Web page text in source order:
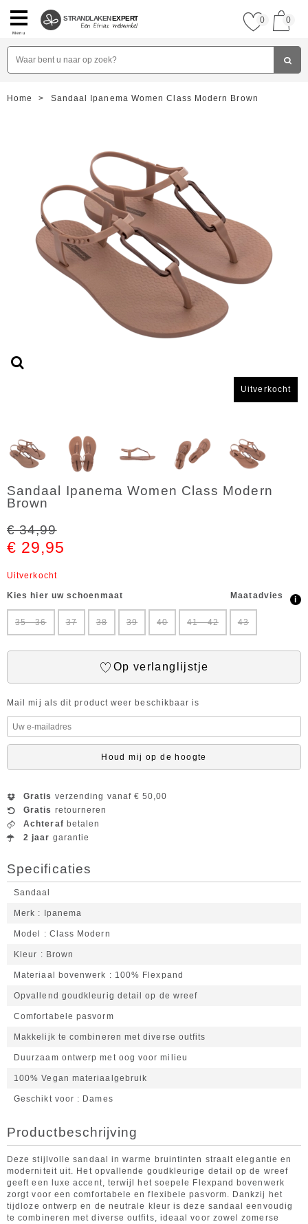
Menu
STRANDLAKENEXPERT 0 0
Home > Sandaal Ipanema Women Class Modern Brown
Uitverkocht
Sandaal Ipanema Women Class Modern
Brown
€ 34,99
€ 29,95
Uitverkocht
Kies hier uw schoenmaat Maatadvies i
35 - 36 37 38 39 40 41 - 42 43
Op verlanglijstje
Mail mij als dit product weer beschikbaar is
Houd mij op de hoogte
Gratis verzending vanaf € 50,00
Gratis retourneren
Achteraf betalen
2 jaar garantie
Specificaties
Sandaal
Merk Ipanema
Model Class Modern
Kleur Brown
Materiaal bovenwerk 100% Flexpand
Opvallend goudkleurig detail op de wreef
Comfortabele pasvorm
Makkelijk te combineren met diverse outfits
Duurzaam ontwerp met oog voor milieu
100% Vegan materiaalgebruik
Geschikt voor Dames
Productbeschrijving
Deze stijlvolle sandaal in warme bruintinten straalt elegantie en
moderniteit uit. Het opvallende goudkleurige detail op de wreef
geeft een luxe accent, terwijl het soepele Flexpand bovenwerk
zorgt voor een comfortabele en flexibele pasvorm. Dankzij het
tijdloze ontwerp en de neutrale kleur is deze sandaal eenvoudig
te combineren met diverse outfits, ideaal voor zowel zomerse